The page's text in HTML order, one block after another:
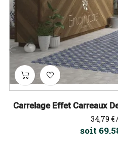
Carrelage Effet Carreaux
Prix
34,79 €
soit